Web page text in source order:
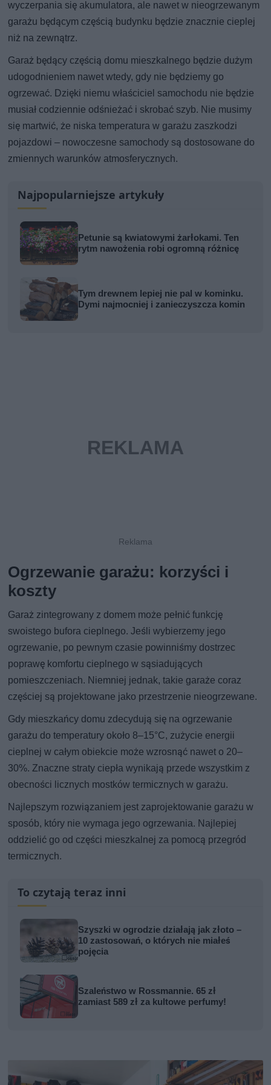
wyczerpania się akumulatora, ale nawet w nieogrzewanym
garażu będącym częścią budynku będzie znacznie cieplej
niż na zewnątrz.
Garaż będący częścią domu mieszkalnego będzie dużym
udogodnieniem nawet wtedy, gdy nie będziemy go
ogrzewać. Dzięki niemu właściciel samochodu nie będzie
musiał codziennie odśnieżać i skrobać szyb. Nie musimy
się martwić, że niska temperatura w garażu zaszkodzi
pojazdowi – nowoczesne samochody są dostosowane do
zmiennych warunków atmosferycznych.
Najpopularniejsze artykuły
Petunie są kwiatowymi żarłokami. Ten
rytm nawożenia robi ogromną różnicę
Tym drewnem lepiej nie pal w kominku.
Dymi najmocniej i zanieczyszcza komin
Ogrzewanie garażu: korzyści i
koszty
Garaż zintegrowany z domem może pełnić funkcję
swoistego bufora cieplnego. Jeśli wybierzemy jego
ogrzewanie, po pewnym czasie powinniśmy dostrzec
poprawę komfortu cieplnego w sąsiadujących
pomieszczeniach. Niemniej jednak, takie garaże coraz
częściej są projektowane jako przestrzenie nieogrzewane.
Gdy mieszkańcy domu zdecydują się na ogrzewanie
garażu do temperatury około 8–15°C, zużycie energii
cieplnej w całym obiekcie może wzrosnąć nawet o 20–
30%. Znaczne straty ciepła wynikają przede wszystkim z
obecności licznych mostków termicznych w garażu.
Najlepszym rozwiązaniem jest zaprojektowanie garażu w
sposób, który nie wymaga jego ogrzewania. Najlepiej
oddzielić go od części mieszkalnej za pomocą przegród
termicznych.
To czytają teraz inni
Szyszki w ogrodzie działają jak złoto –
10 zastosowań, o których nie miałeś
pojęcia
Szaleństwo w Rossmannie. 65 zł
zamiast 589 zł za kultowe perfumy!